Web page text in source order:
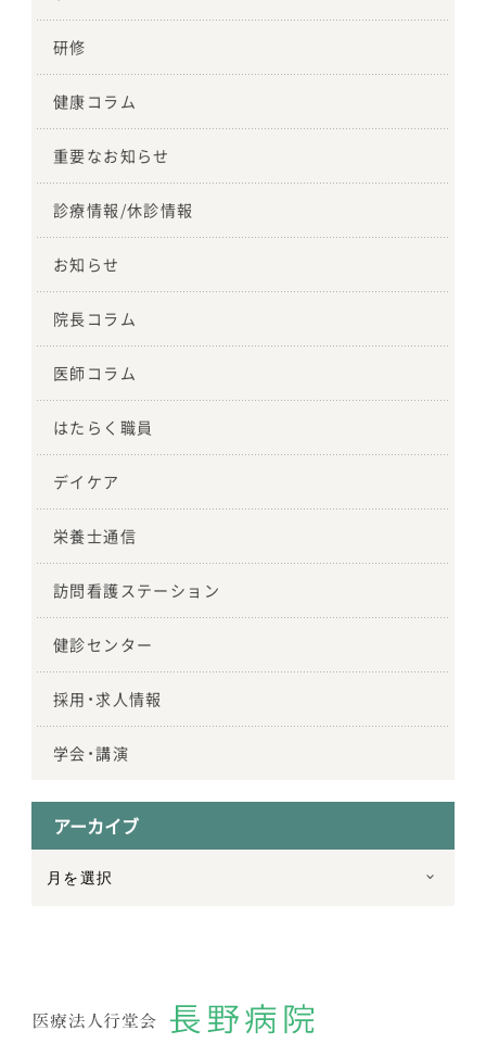
研修
健康コラム
重要なお知らせ
診療情報/休診情報
お知らせ
院長コラム
医師コラム
はたらく職員
デイケア
栄養士通信
訪問看護ステーション
健診センター
採用・求人情報
学会・講演
アーカイブ